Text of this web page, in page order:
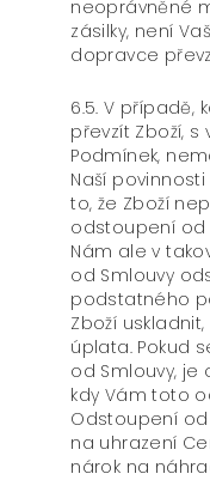
neoprávněné
zásilky, není
dopravce
6.5. V případě,
převzít Zboží,
Podmínek,
Naší
to, že Zboží
odstoupení od
Nám ale v
od Smlouvy
podstatného
Zboží
úplata. Pokud
od Smlouvy,
kdy Vám toto
Odstoupení
na uhrazení
nárok na